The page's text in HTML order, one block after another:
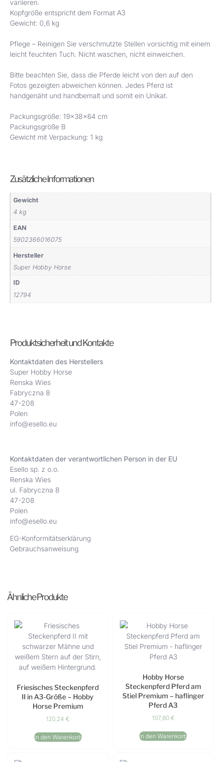
variieren.
Kopfgröße entspricht dem Format A3
Gewicht: 0,6 kg
Pflege – Reinigen Sie verschmutzte Stellen vorsichtig mit einem
leicht feuchten Tuch. Nicht waschen, nicht einweichen.
Bitte beachten Sie, dass die Pferde leicht von den auf den
Fotos gezeigten abweichen können. Jedes Pferd ist
handgenäht und handbemalt und somit ein Unikat.
Packungsgröße: 19x38x64 cm
Packungsgröße B
Gewicht mit Verpackung: 1 kg
Zusätzliche Informationen
Gewicht
4 kg
EAN
5902366016075
Hersteller
Super Hobby Horse
ID
12794
Produktsicherheit und Kontakte
Kontaktdaten des Herstellers
Super Hobby Horse
Renska Wies
Fabryczna 8
47-208
Polen
info@esello.eu
Kontaktdaten der verantwortlichen Person in der EU
Esello sp. z o.o.
Renska Wies
ul. Fabryczna 8
47-208
Polen
info@esello.eu
EG-Konformitätserklärung
Gebrauchsanweisung
Ähnliche Produkte
Friesisches Steckenpferd
II in A3-Größe – Hobby
Horse Premium
120,24€
In den Warenkorb
Hobby Horse
Steckenpferd Pferd am
Stiel Premium – haflinger
Pferd A3
107,80 €
In den Warenkorb